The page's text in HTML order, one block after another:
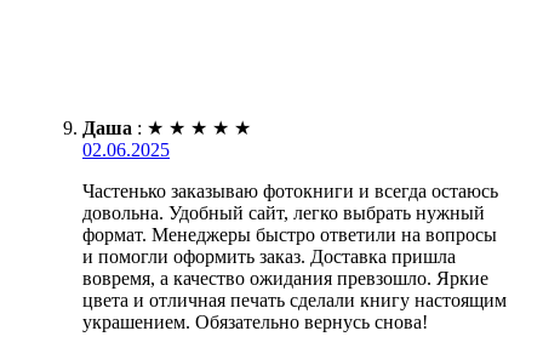
Даша : ★ ★ ★ ★ ★
02.06.2025
Частенько заказываю фотокниги и всегда остаюсь
довольна. Удобный сайт, легко выбрать нужный
формат. Менеджеры быстро ответили на вопросы
и помогли оформить заказ. Доставка пришла
вовремя, а качество ожидания превзошло. Яркие
цвета и отличная печать сделали книгу настоящим
украшением. Обязательно вернусь снова!